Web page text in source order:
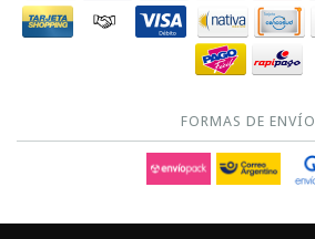
FORMAS DE ENVÍO